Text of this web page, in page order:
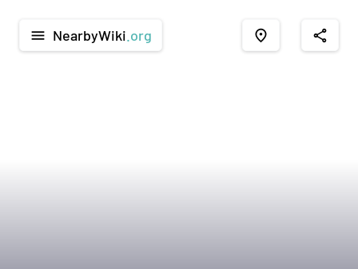
menu NearbyWiki .org place share